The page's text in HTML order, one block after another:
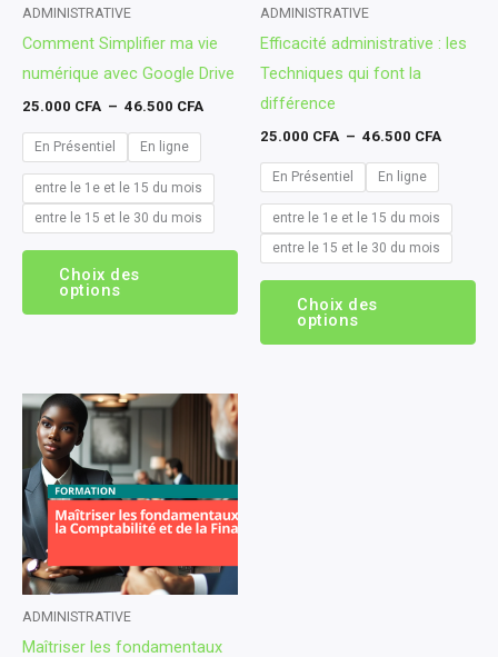
ADMINISTRATIVE
Comment Simplifier ma vie
numérique avec Google Drive
25.000 CFA – 46.500 CFA
En Présentiel En ligne
entre le 1e et le 15 du mois
entre le 15 et le 30 du mois
Choix des
options
peuvent
être
choisies
page
produit
ADMINISTRATIVE
Efficacité administrative : les
Techniques qui font la
différence
25.000 CFA – 46.500 CFA
En Présentiel En ligne
entre le 1e et le 15 du mois
entre le 15 et le 30 du mois
Choix des
options
ADMINISTRATIVE
Maîtriser les fondamentaux
Plage
de
prix :
25.000 CFA
46.500 CFA
Ce
produit
a
plusieurs
variations.